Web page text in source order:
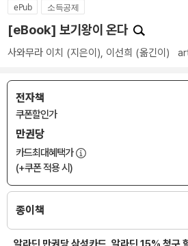
ePub 소득공제
[eBook] 보기왕이 온다
사와무라 이치 (지은이), 이선희 (옮긴이)
전자책
쿠폰할인가
만권당
카드최대혜택가
(+쿠폰 적용 시)
종이책